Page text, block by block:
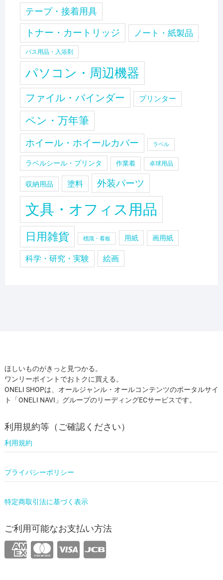
テープ・接着用具
トナー・カートリッジ ノート・紙製品
バス用品・入浴剤
パソコン・周辺機器
ファイル・バインダー プリンター
ペン・万年筆
ホイール・ホイールカバー ラベル
ラベルシール・プリンタ 作業着 卓球用品
収納用品 塗料 外装パーツ
文具・オフィス用品
日用雑貨 標識・看板 用紙 画用紙
科学・研究・実験 絵画
ほしいものがきっと見つかる。
ワンリーポイントでおトクに買える。
ONELI SHOPは、オールジャンル・オールコンテンツのポータルサイ
ト「ONELI NAVI」グループのリーディングECサービスです。
利用規約等（ご確認ください）
利用規約
プライバシーポリシー
特定商取引法に基づく表示
ご利用可能なお支払い方法